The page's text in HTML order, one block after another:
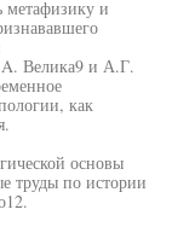
метафизику и
Велика9 и А.Г.
как
основы
труды по истории